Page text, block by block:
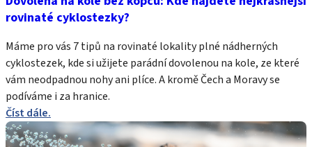
rovinaté cyklostezky?
Máme pro vás 7 tipů na rovinaté lokality plné nádherných
cyklostezek, kde si užijete parádní dovolenou na kole, ze které
vám neodpadnou nohy ani plíce. A kromě Čech a Moravy se
podíváme i za hranice.
Číst dále.